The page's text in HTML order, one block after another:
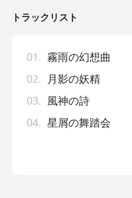
トラックリスト
01. 霧雨の幻想曲
02. 月影の妖精
03. 風神の詩
04. 星屑の舞踏会